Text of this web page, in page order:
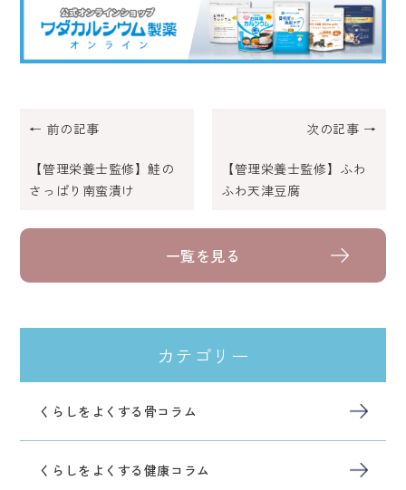
← 前の記事
【管理栄養士監修】鮭の
さっぱり南蛮漬け
次の記事 →
【管理栄養士監修】ふわ
ふわ天津豆腐
一覧を見る
カテゴリー
くらしをよくする骨コラム
くらしをよくする健康コラム